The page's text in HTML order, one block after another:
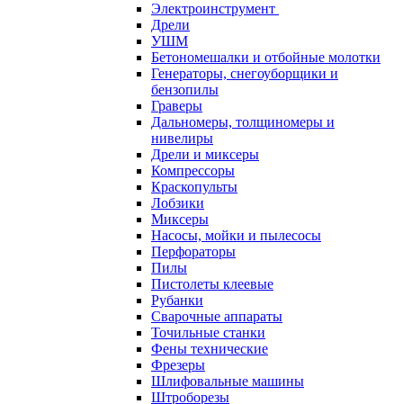
Электроинструмент
Дрели
УШМ
Бетономешалки и отбойные молотки
Генераторы, снегоуборщики и
бензопилы
Граверы
Дальномеры, толщиномеры и
нивелиры
Дрели и миксеры
Компрессоры
Краскопульты
Лобзики
Миксеры
Насосы, мойки и пылесосы
Перфораторы
Пилы
Пистолеты клеевые
Рубанки
Сварочные аппараты
Точильные станки
Фены технические
Фрезеры
Шлифовальные машины
Штроборезы